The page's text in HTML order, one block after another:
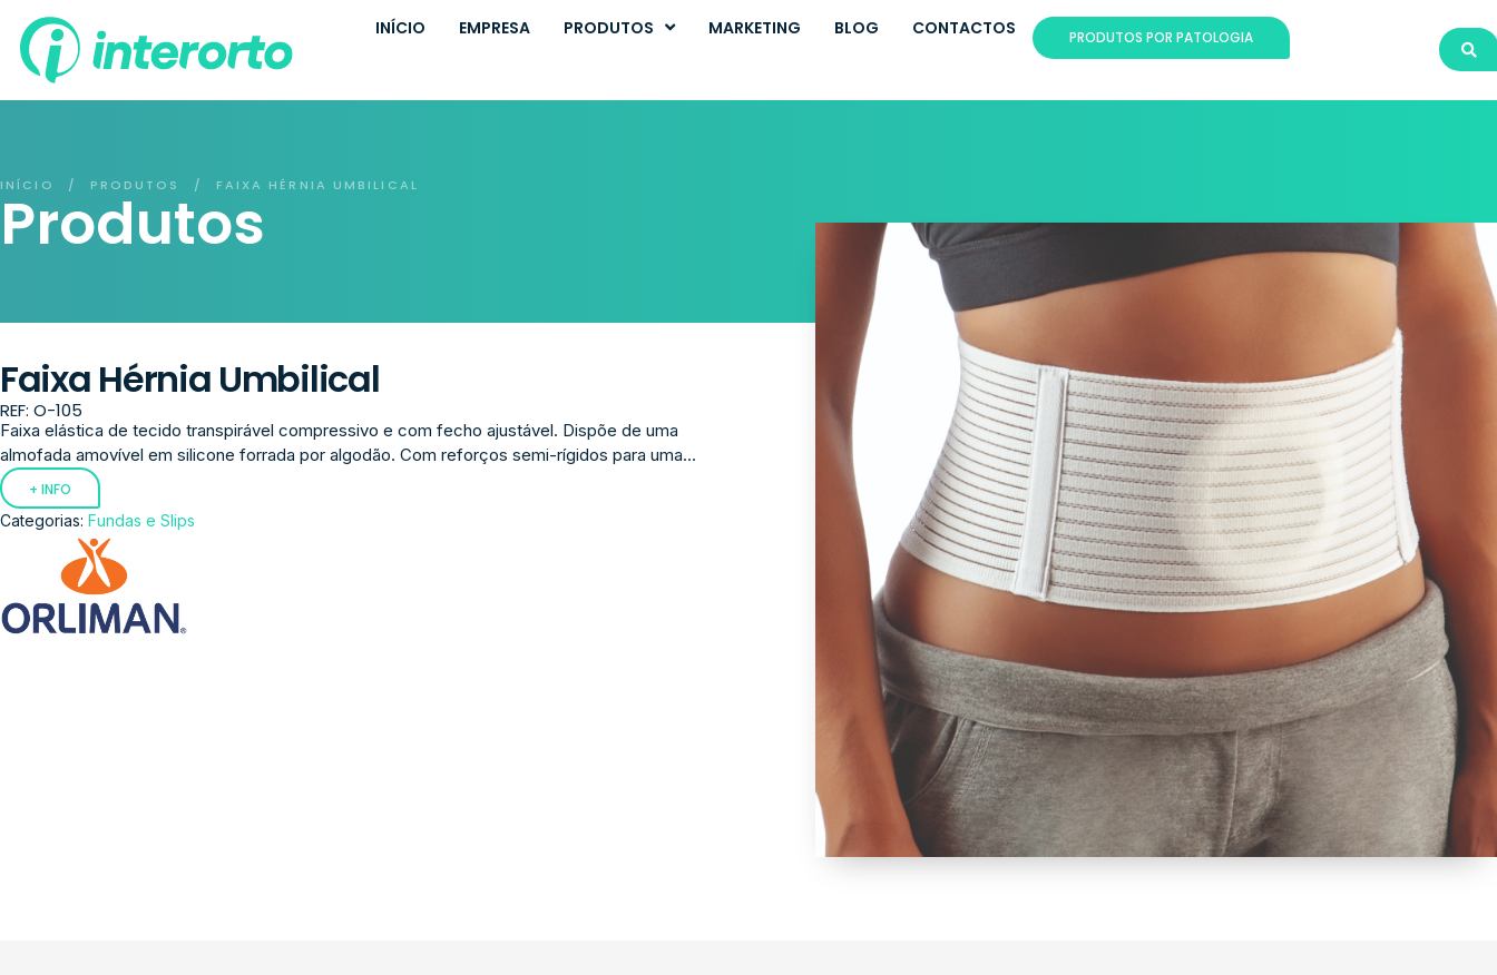
INÍCIO EMPRESA PRODUTOS MARKETING BLOG CONTACTOS PRODUTOS POR PATOLOGIA
INÍCIO / PRODUTOS / FAIXA HÉRNIA UMBILICAL
Produtos
Faixa Hérnia Umbilical
REF: O-105
Faixa elástica de tecido transpirável compressivo e com fecho ajustável. Dispõe de uma
almofada amovível em silicone forrada por algodão. Com reforços semi-rígidos para uma...
+ INFO
Categorias: Fundas e Slips